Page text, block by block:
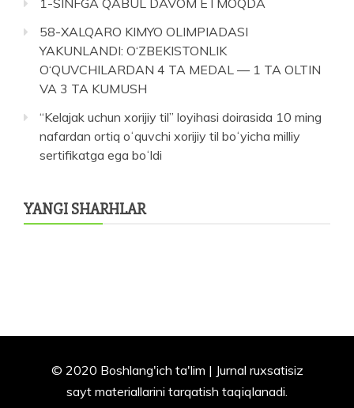
58-XALQARO KIMYO OLIMPIADASI
YAKUNLANDI: O‘ZBEKISTONLIK
O‘QUVCHILARDAN 4 TA MEDAL — 1 TA OLTIN
VA 3 TA KUMUSH
“Kelajak uchun xorijiy til” loyihasi doirasida 10 ming
nafardan ortiq oʻquvchi xorijiy til boʻyicha milliy
sertifikatga ega boʻldi
YANGI SHARHLAR
© 2020 Boshlang'ich ta'lim | Jurnal ruxsatisiz
sayt materiallarini tarqatish taqiqlanadi.